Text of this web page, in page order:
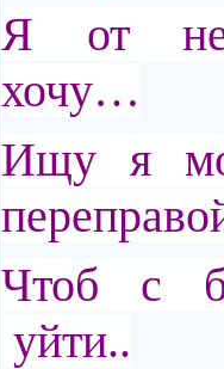
Я от
хочу…
Ищу я
Чтоб с
уйти..